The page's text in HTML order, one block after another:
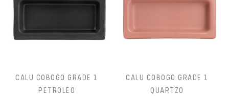
CALU COBOGO GRADE 1
PETROLEO
CALU COBOGO GRADE 1
QUARTZO